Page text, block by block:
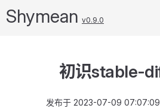
Shymean v0.9.0
初识stable-
发布于 2023-07-09 07:07:09